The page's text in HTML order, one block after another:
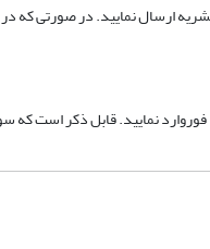
ارسال نمایید. در صورتی که
فوروارد نمایید. قابل ذکر است که